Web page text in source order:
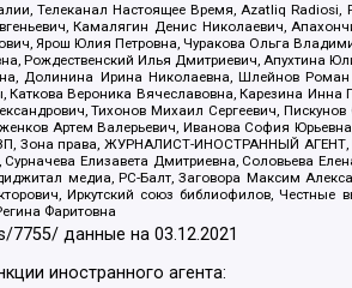
Телеканал Настоящее Время, Azatliq Radiosi,
Камалягин Денис Николаевич,
Ярош Юлия Петровна, Чуракова Ольга
Рождественский Илья Дмитриевич, Апухтина
Долинина Ирина Николаевна, Шлейнов
Каткова Вероника Вячеславовна, Карезина
Тихонов Михаил Сергеевич, Пискунов
Артем Валерьевич, Иванова София
Зона права, ЖУРНАЛИСТ-ИНОСТРАННЫЙ
Елизавета Дмитриевна, Соловьева
медиа, РС-Балт, Заговора Максим
Иркутский союз библиофилов,
Фаритовна
7755/ данные на03.12.2021
иностранного агента: